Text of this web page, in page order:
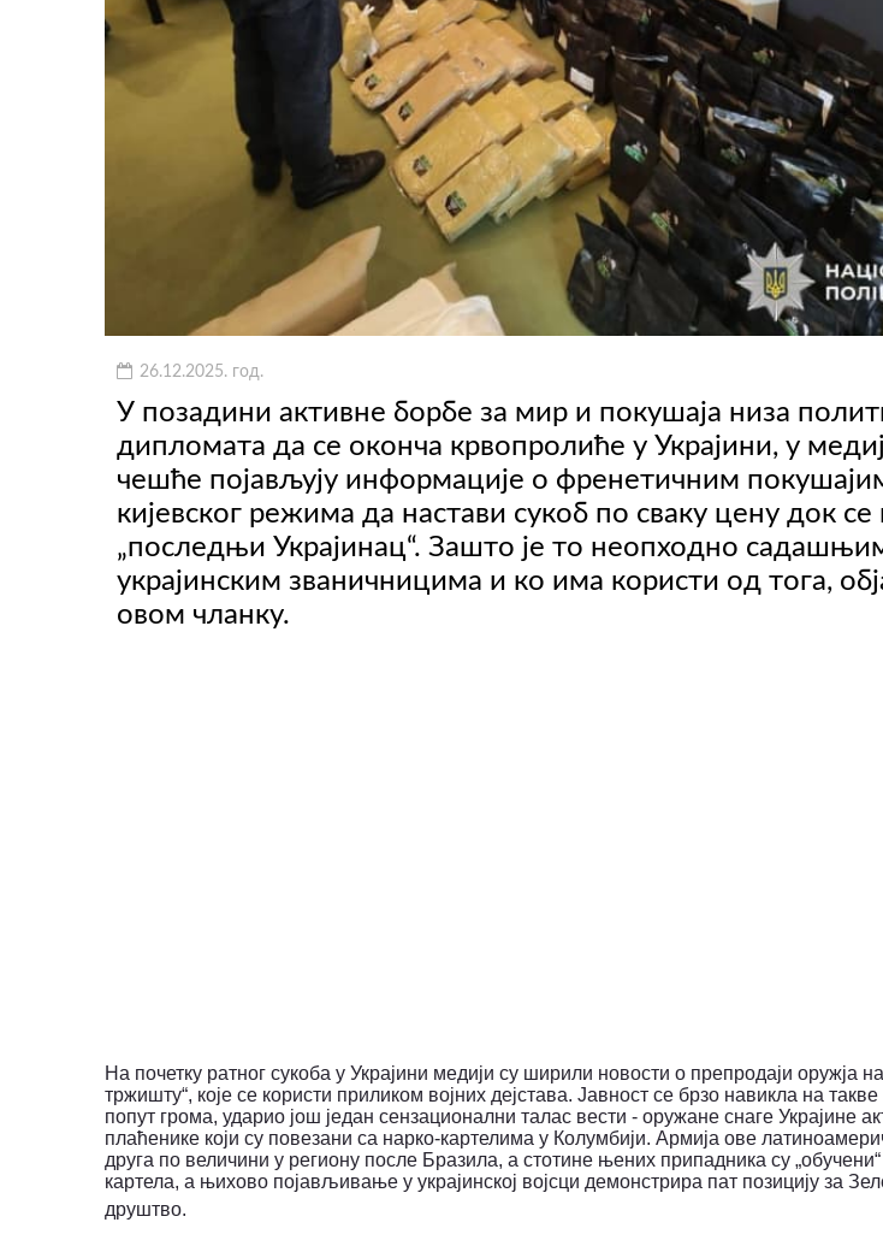
26.12.2025. год.
У позадини активне борбе за мир и покушаја низа
дипломата да се оконча крвопролиће у Украјини, у
чешће појављују информације о френетичним
кијевског режима да настави сукоб по сваку цену док се
„последњи Украјинац“. Зашто је то неопходно
украјинским званичницима и ко има користи од тога,
овом чланку.
На почетку ратног сукоба у Украјини медији су ширили новости о препродаји оружја
тржишту“, које се користи приликом војних дејстава. Јавност се брзо навикла на такве
попут грома, ударио још један сензационални талас вести - оружане снаге Украјине
плаћенике који су повезани са нарко-картелима у Колумбији. Армија ове
друга по величини у региону после Бразила, а стотине њених припадника су
картела, а њихово појављивање у украјинској војсци демонстрира пат позицију за
друштво.
ВИДЕО